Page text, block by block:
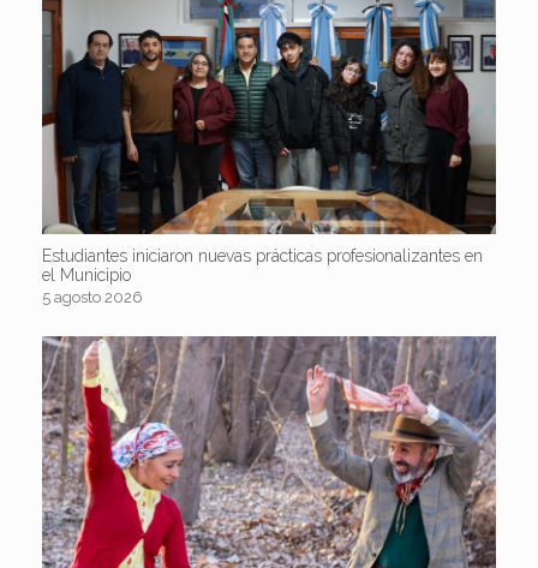
Estudiantes iniciaron nuevas prácticas profesionalizantes en
el Municipio
5 agosto 2026